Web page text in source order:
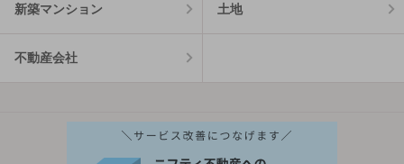
新築マンション 土地
不動産会社